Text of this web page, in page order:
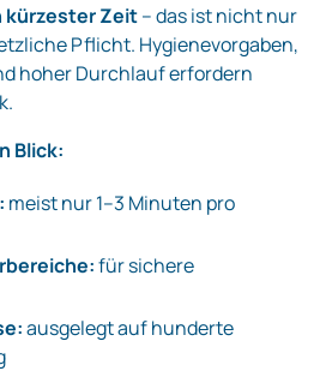
kürzester Zeit– das ist nicht nur
Pflicht. Hygienevorgaben,
hoher Durchlauf erfordern
Blick:
meist nur 1–3 Minuten pro
für sichere
ausgelegt auf hunderte